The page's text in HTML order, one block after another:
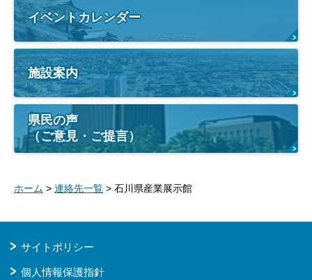
イベントカレンダー
施設案内
県民の声
（ご意見・ご提言）
ホーム > 連絡先一覧 > 石川県産業展示館
サイトポリシー
個人情報保護指針